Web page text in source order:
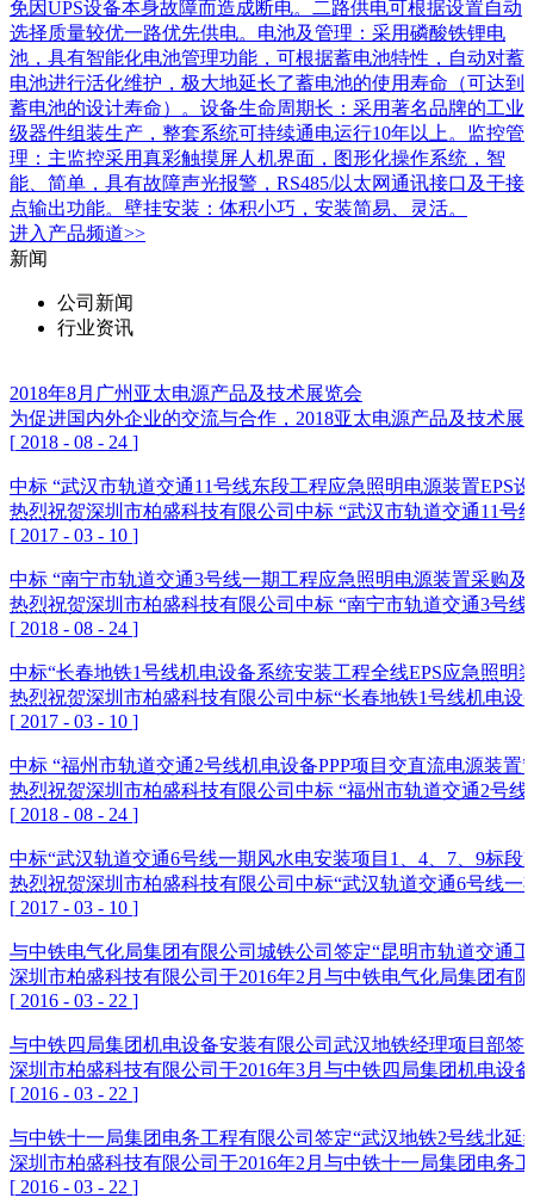
免因UPS设备本身故障而造成断电。二路供电可根据设置自动
选择质量较优一路优先供电。电池及管理：采用磷酸铁锂电
池，具有智能化电池管理功能，可根据蓄电池特性，自动对蓄
电池进行活化维护，极大地延长了蓄电池的使用寿命（可达到
蓄电池的设计寿命）。设备生命周期长：采用著名品牌的工业
级器件组装生产，整套系统可持续通电运行10年以上。监控管
理：主监控采用真彩触摸屏人机界面，图形化操作系统，智
能、简单，具有故障声光报警，RS485/以太网通讯接口及干接
点输出功能。壁挂安装：体积小巧，安装简易、灵活。
进入 产品频道>>
新闻
公司新闻
行业资讯
2018年8月广州亚太电源产品及技术展览会
为促进国内外企业的交流与合作，2018亚太电源产品及技术
[ 2018 - 08 - 24 ]
中标 “武汉市轨道交通11号线东段工程应急照明电源装置EPS
热烈祝贺深圳市柏盛科技有限公司中标 “武汉市轨道交通11号
[ 2017 - 03 - 10 ]
中标 “南宁市轨道交通3号线一期工程应急照明电源装置采购及
热烈祝贺深圳市柏盛科技有限公司中标 “南宁市轨道交通3号
[ 2018 - 08 - 24 ]
中标“长春地铁1号线机电设备系统安装工程全线EPS应急照明
热烈祝贺深圳市柏盛科技有限公司中标“长春地铁1号线机电设
[ 2017 - 03 - 10 ]
中标 “福州市轨道交通2号线机电设备PPP项目交直流电源装置”
热烈祝贺深圳市柏盛科技有限公司中标 “福州市轨道交通2号
[ 2018 - 08 - 24 ]
中标“武汉轨道交通6号线一期风水电安装项目1、4、7、9标段
热烈祝贺深圳市柏盛科技有限公司中标“武汉轨道交通6号线一
[ 2017 - 03 - 10 ]
与中铁电气化局集团有限公司城铁公司签定“昆明市轨道交通
深圳市柏盛科技有限公司于2016年2月与中铁电气化局集团有
[ 2016 - 03 - 22 ]
与中铁四局集团机电设备安装有限公司武汉地铁经理项目部
深圳市柏盛科技有限公司于2016年3月与中铁四局集团机电设
[ 2016 - 03 - 22 ]
与中铁十一局集团电务工程有限公司签定“武汉地铁2号线北
深圳市柏盛科技有限公司于2016年2月与中铁十一局集团电务
[ 2016 - 03 - 22 ]